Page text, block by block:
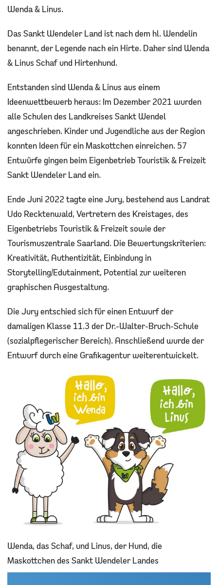
Wenda & Linus.
Das Sankt Wendeler Land ist nach dem hl. Wendelin
benannt, der Legende nach ein Hirte. Daher sind Wenda
& Linus Schaf und Hirtenhund.
Entstanden sind Wenda & Linus aus einem
Ideenwettbewerb heraus: Im Dezember 2021 wurden
alle Schulen des Landkreises Sankt Wendel
angeschrieben. Kinder und Jugendliche aus der Region
konnten Ideen für ein Maskottchen einreichen. 57
Entwürfe gingen beim Eigenbetrieb Touristik & Freizeit
Sankt Wendeler Land ein.
Ende Juni 2022 tagte eine Jury, bestehend aus Landrat
Udo Recktenwald, Vertretern des Kreistages, des
Eigenbetriebs Touristik & Freizeit sowie der
Tourismuszentrale Saarland. Die Bewertungskriterien:
Kreativität, Authentizität, Einbindung in
Storytelling/Edutainment, Potential zur weiteren
graphischen Ausgestaltung.
Die Jury entschied sich für einen Entwurf der
damaligen Klasse 11.3 der Dr.-Walter-Bruch-Schule
(sozialpflegerischer Bereich). Anschließend wurde der
Entwurf durch eine Grafikagentur weiterentwickelt.
Wenda, das Schaf, und Linus, der Hund, die
Maskottchen des Sankt Wendeler Landes